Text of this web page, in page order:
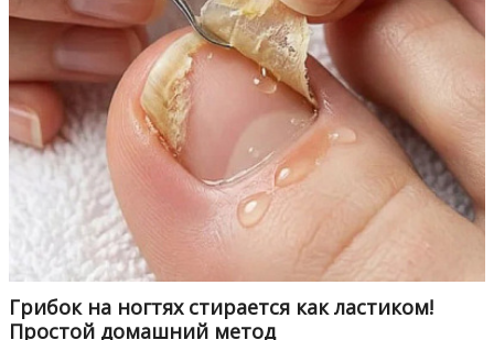
Грибок на ногтях стирается как ластиком!
Простой домашний метод